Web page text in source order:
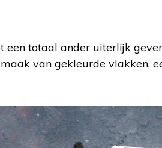
een totaal ander uiterlijk
van gekleurde vlakken,